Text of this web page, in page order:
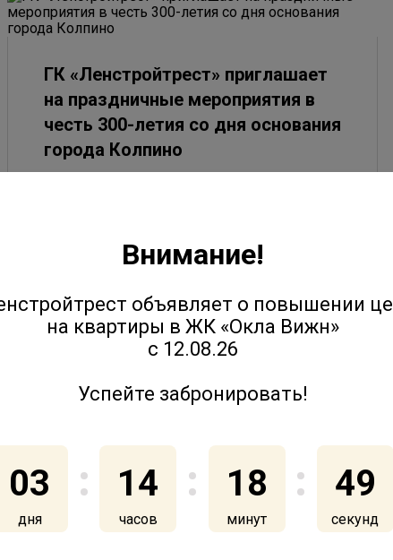
ГК «Ленстройтрест» приглашает
на праздничные мероприятия в
честь 300-летия со дня основания
города Колпино
Юттери - ход строительства.
Июль 2022
Внимание!
объявляет о повышении
на квартиры в ЖК «Окла Вижн»
с 12.08.26
Успейте забронировать!
03
дня
14
часов
18
минут
49
секунд